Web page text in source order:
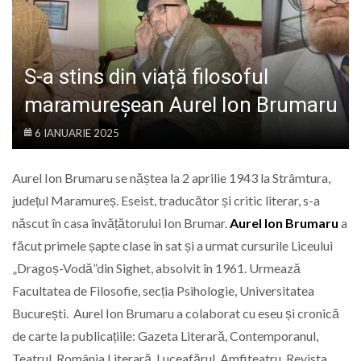
LIFE
S-a stins din viață filosoful
maramureșean Aurel Ion Brumaru
6 IANUARIE 2025
Aurel Ion Brumaru se năștea la 2 aprilie 1943 la Strâmtura,
județul Maramureș. Eseist, traducător și critic literar, s-a
născut în casa învățătorului Ion Brumar.Aurel Ion Brumaru a
făcut primele șapte clase în sat și a urmat cursurile Liceului
„Dragoș-Vodă”din Sighet, absolvit în 1961. Urmează
Facultatea de Filosofie, secția Psihologie, Universitatea
București. Aurel Ion Brumaru a colaborat cu eseu și cronică
de carte la publicațiile: Gazeta Literară, Contemporanul,